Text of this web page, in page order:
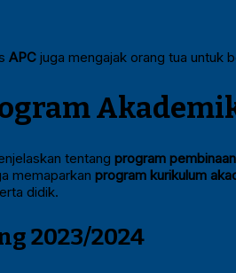
APC juga mengajak orang tua untuk
tentang program
memaparkan program kurikulum
didik.
2023/2024